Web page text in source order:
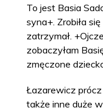
To jest Basia
syna+. Zrobiła
zatrzymał.
zobaczyłam
zmęczone
Łazarewicz
także inne duże